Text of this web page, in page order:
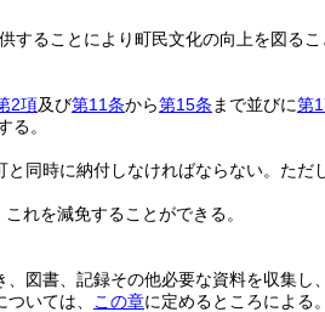
することにより町民文化の向上を図る
2項及び第11条から第15条 まで並びに第
る。
同時に納付しなければならない。 ただ
れを減免することができる。
、図書、記録その他必要な資料を収集
いては、 この章に定めるところによる。